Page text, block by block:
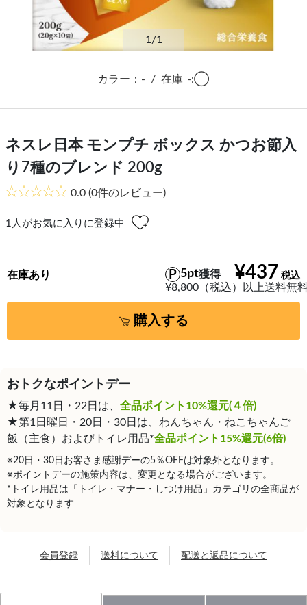
1/1
カラー：- / 在庫 -:◯
ネスレ日本 モンプチ ボックス かつお節入
り7種のブレンド 200g
0.0 (0件のレビュー)
1 人がお気に入りに登録中
¥437
5pt獲得
¥8,800（税込）以上送料無
在庫あり
購入する
おトクなポイントデー
★毎月11日・22日は、 全品ポイント10%還元(４倍)
★第1日曜日・20日・30日は、わんちゃん・ねこちゃんご
飯（主食）およびトイレ用品*全品ポイント15%還元(6倍)
※20日・30日お客さま感謝デーの5％OFFは対象外となります。
※ポイントデーの施策内容は、変更となる場合がございます。
*トイレ用品は「トイレ・マナー・しつけ用品」カテゴリの全商品が
対象となります
会員登録 送料について 配送と返品について